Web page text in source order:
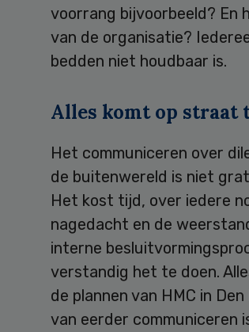
voorrang bijvoorbeeld? En
van de organisatie?
bedden niet houdbaar is.
Alles komt op straat
Het communiceren over
de buitenwereld is niet
Het kost tijd, over iedere
nagedacht en de
interne
verstandig het te doen.
de plannen van HMC in
van eerder communiceren